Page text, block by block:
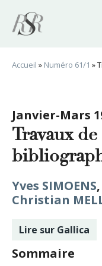
contenu
Accueil » Numéro 61/1 »
Janvier-Mars
Travaux
Yves SIMOENS,
Christian
Lire sur Gallica
Sommaire